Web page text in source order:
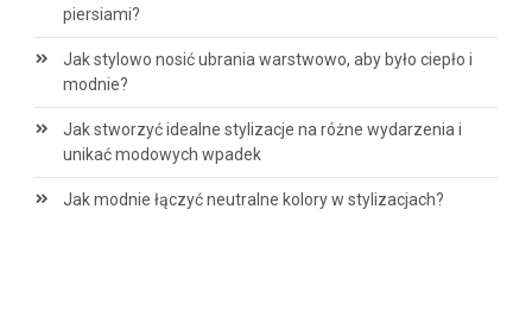
piersiami?
Jak stylowo nosić ubrania warstwowo, aby było ciepło i
modnie?
Jak stworzyć idealne stylizacje na różne wydarzenia i
unikać modowych wpadek
Jak modnie łączyć neutralne kolory w stylizacjach?